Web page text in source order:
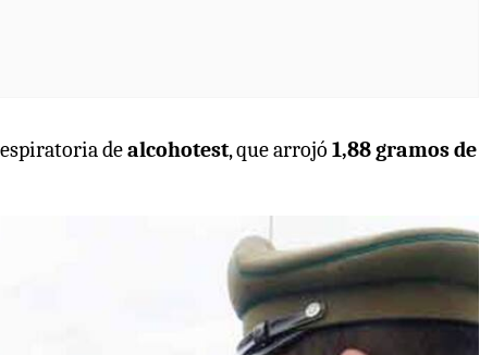
dealcohotest, que arrojó 1,88 gramos de